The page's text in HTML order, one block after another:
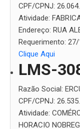
CPF/CPNJ:
Atividade:
Endereço: RUA
Requerimento: 27/
Clique Aqui
LMS-
Razão Social:
CPF/CPNJ:
Atividade:
HORACIO